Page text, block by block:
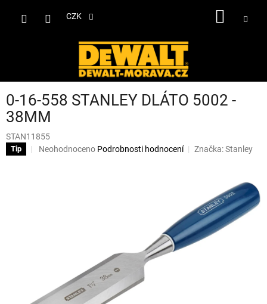
CZK
0-16-558 STANLEY DLÁTO 5002 -
38MM
STAN11855
Tip
Průměrné
Neohodnoceno Podrobnosti hodnocení Značka:Stanley